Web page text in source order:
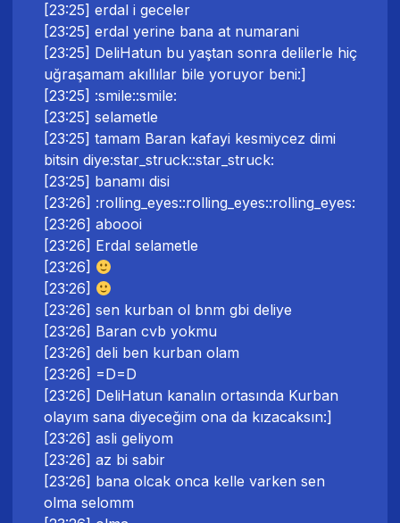
[23:25] erdal i geceler
[23:25] erdal yerine bana at numarani
[23:25] DeliHatun bu yaştan sonra delilerle hiç
uğraşamam akıllılar bile yoruyor beni:]
[23:25] :smile::smile:
[23:25] selametle
[23:25] tamam Baran kafayi kesmiycez dimi
bitsin diye:star_struck::star_struck:
[23:25] banamı disi
[23:26] :rolling_eyes::rolling_eyes::rolling_eyes:
[23:26] aboooi
[23:26] Erdal selametle
[23:26]
[23:26]
[23:26] sen kurban ol bnm gbi deliye
[23:26] Baran cvb yokmu
[23:26] deli ben kurban olam
[23:26] =D=D
[23:26] DeliHatun kanalın ortasında Kurban
olayım sana diyeceğim ona da kızacaksın:]
[23:26] asli geliyom
[23:26] az bi sabir
[23:26] bana olcak onca kelle varken sen
olma selomm